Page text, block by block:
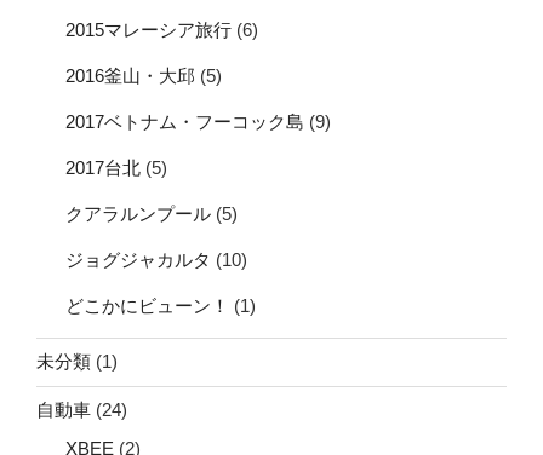
2015マレーシア旅行 (6)
2016釜山・大邱 (5)
2017ベトナム・フーコック島 (9)
2017台北 (5)
クアラルンプール (5)
ジョグジャカルタ (10)
どこかにビューン！ (1)
未分類 (1)
自動車 (24)
XBEE (2)